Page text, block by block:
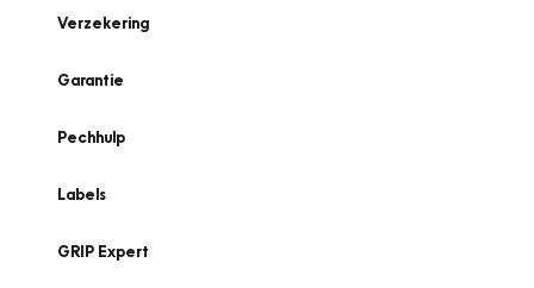
Verzekering
Garantie
Pechhulp
Labels
GRIP Expert